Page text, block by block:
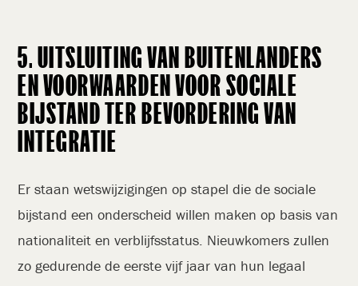
5. UITSLUITING VAN BUITENLANDERS
EN VOORWAARDEN VOOR SOCIALE
BIJSTAND TER BEVORDERING VAN
INTEGRATIE
Er staan wetswijzigingen op stapel die de sociale
bijstand een onderscheid willen maken op basis van
nationaliteit en verblijfsstatus. Nieuwkomers zullen
zo gedurende de eerste vijf jaar van hun legaal